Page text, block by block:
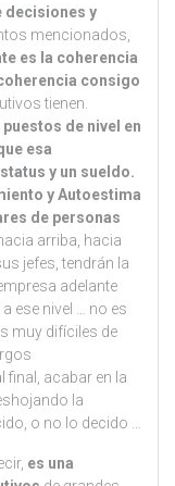
decisiones y
mencionados,
es la coherencia
consigo
tienen.
de nivel en
esa
y un sueldo.
y Autoestima
de personas
arriba, hacia
jefes, tendrán la
adelante
ese nivel … no es
muy difíciles de
final, acabar en la
la
o no lo decido …
es una